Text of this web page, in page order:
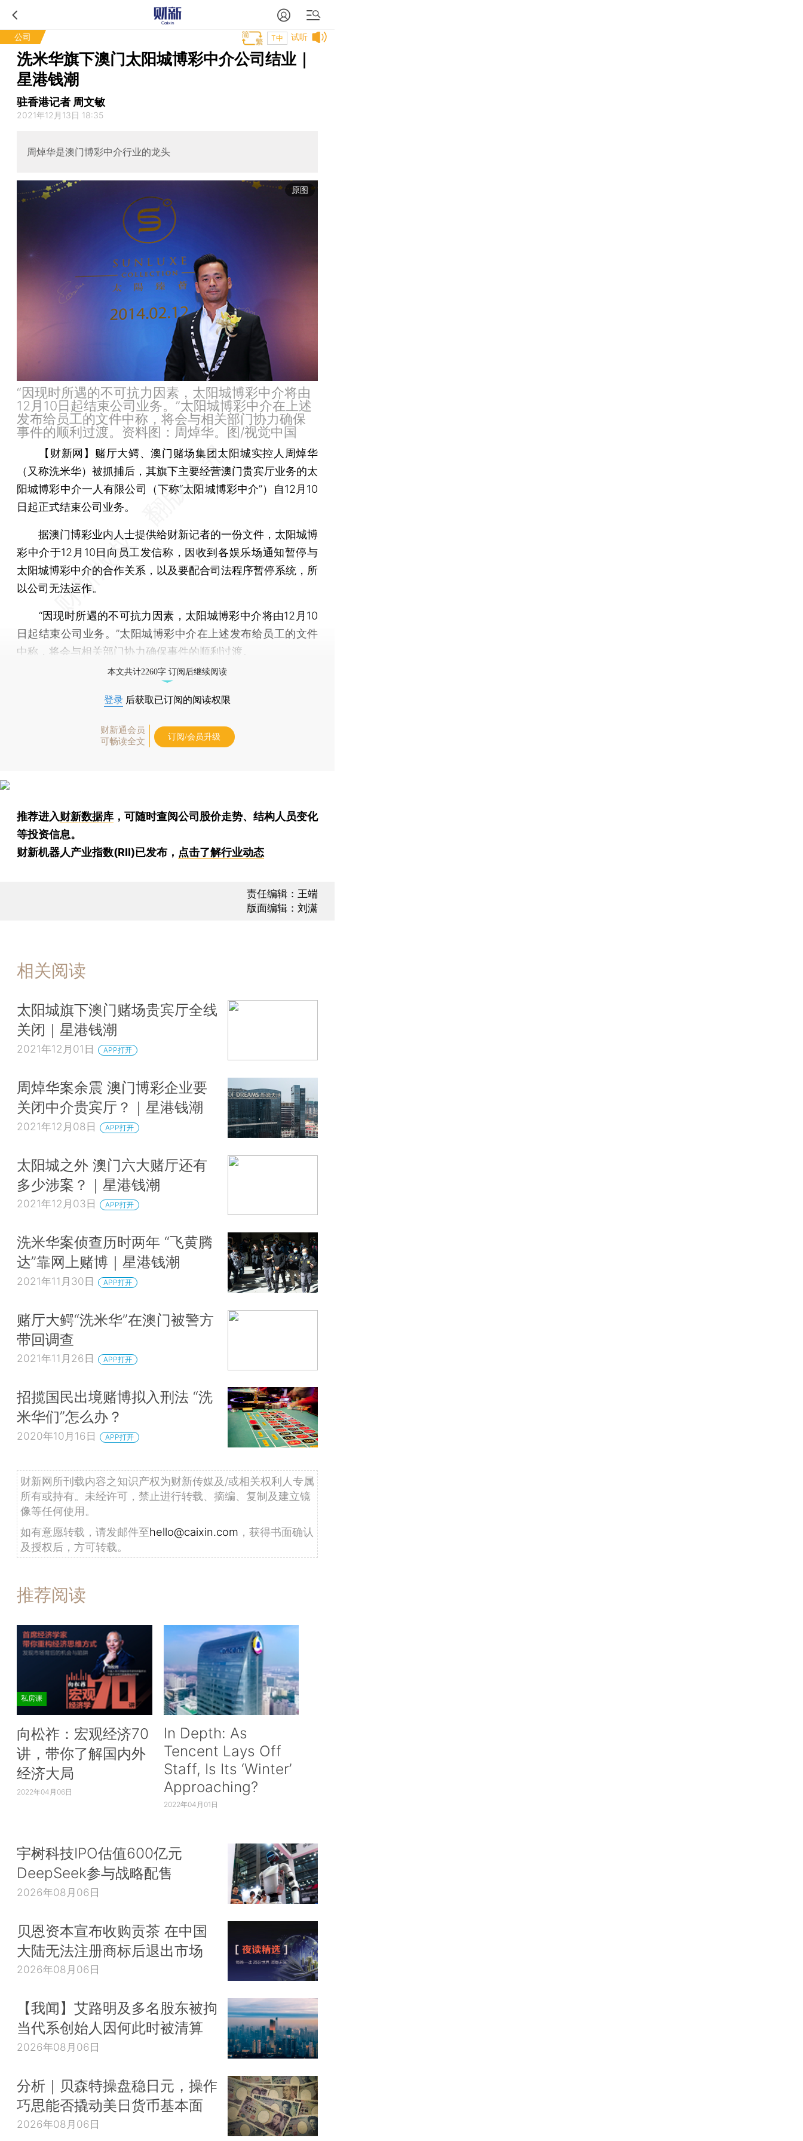
公司 试听
T中
洗米华旗下澳门太阳城博彩中介公司结业｜
星港钱潮
驻香港记者 周文敏
2021年12月13日 18:35
周焯华是澳门博彩中介行业的龙头
原图
“因现时所遇的不可抗力因素，太阳城博彩中介将由
12月10日起结束公司业务。”太阳城博彩中介在上述
发布给员工的文件中称，将会与相关部门协力确保
事件的顺利过渡。资料图：周焯华。图/视觉中国
【财新网】 赌厅大鳄、澳门赌场集团太阳城实控人周焯华
（又称洗米华）被抓捕后，其旗下主要经营澳门贵宾厅业务的太
阳城博彩中介一人有限公司（下称“太阳城博彩中介”）自12月10
日起正式结束公司业务。
据澳门博彩业内人士提供给财新记者的一份文件，太阳城博
彩中介于12月10日向员工发信称，因收到各娱乐场通知暂停与
太阳城博彩中介的合作关系，以及要配合司法程序暂停系统，所
以公司无法运作。
“因现时所遇的不可抗力因素，太阳城博彩中介将由12月10
日起结束公司业务。”太阳城博彩中介在上述发布给员工的文件
中称，将会与相关部门协力确保事件的顺利过渡。
本文共计2260字 订阅后继续阅读
登录 后获取已订阅的阅读权限
财新通会员
可畅读全文
订阅/会员升级
推荐进入财新数据库 ，可随时查阅公司股价走势、结构人员变化
等投资信息。
财新机器人产业指数(RII)已发布， 点击了解行业动态
责任编辑：王端
版面编辑：刘潇
相关阅读
太阳城旗下澳门赌场贵宾厅全线
关闭｜星港钱潮
2021年12月01日 APP打开
周焯华案余震 澳门博彩企业要
关闭中介贵宾厅？｜星港钱潮
2021年12月08日 APP打开
太阳城之外 澳门六大赌厅还有
多少涉案？｜星港钱潮
2021年12月03日 APP打开
洗米华案侦查历时两年 “飞黄腾
达”靠网上赌博｜星港钱潮
2021年11月30日 APP打开
赌厅大鳄“洗米华”在澳门被警方
带回调查
2021年11月26日 APP打开
招揽国民出境赌博拟入刑法 “洗
米华们”怎么办？
2020年10月16日 APP打开
财新网所刊载内容之知识产权为财新传媒及/或相关权利人专属
所有或持有。未经许可，禁止进行转载、摘编、复制及建立镜
像等任何使用。
如有意愿转载，请发邮件至hello@caixin.com ，获得书面确认
及授权后，方可转载。
推荐阅读
私房课
向松祚：宏观经济70
讲，带你了解国内外
经济大局
2022年04月06日
In Depth: As
Tencent Lays Off
Staff, Is Its ‘Winter’
Approaching?
2022年04月01日
宇树科技IPO估值600亿元
DeepSeek参与战略配售
2026年08月06日
贝恩资本宣布收购贡茶 在中国
大陆无法注册商标后退出市场
2026年08月06日
【我闻】艾路明及多名股东被拘
当代系创始人因何此时被清算
2026年08月06日
分析｜贝森特操盘稳日元，操作
巧思能否撬动美日货币基本面
2026年08月06日